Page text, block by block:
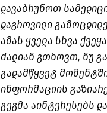
დავაბრუნოთ
დაგროვილი
ამას ყველა სხვა
ძალიან გთხოვთ, ნუ
გადამწყვეტ
ინფორმაციის
გეგმა აინტერესებს